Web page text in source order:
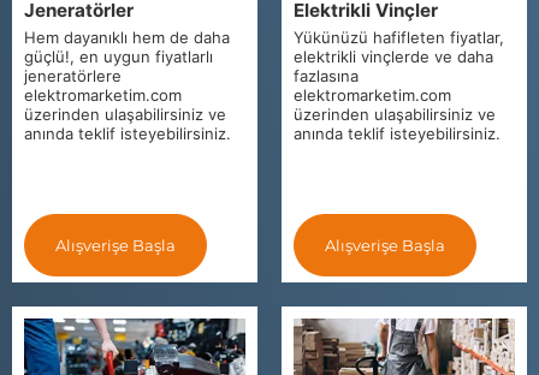
Jeneratörler
Hem dayanıklı hem de daha
güçlü!, en uygun fiyatlarlı
jeneratörlere
elektromarketim.com
üzerinden ulaşabilirsiniz ve
anında teklif isteyebilirsiniz.
Alışverişe Başla
Elektrikli Vinçler
Yükünüzü hafifleten fiyatlar,
elektrikli vinçlerde ve daha
fazlasına
elektromarketim.com
üzerinden ulaşabilirsiniz ve
anında teklif isteyebilirsiniz.
Alışverişe Başla